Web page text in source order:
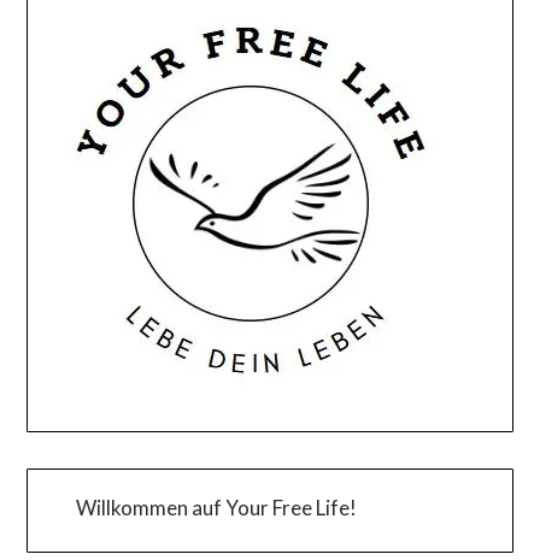
Willkommen auf Your Free Life!